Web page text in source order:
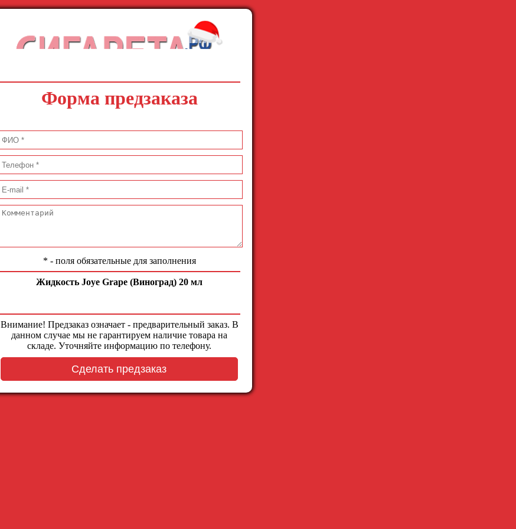
Форма предзаказа
* - поля обязательные для заполнения
Жидкость Joye Grape (Виноград) 20 мл
Внимание! Предзаказ означает - предварительный заказ. В
данном случае мы не гарантируем наличие товара на
складе. Уточняйте информацию по телефону.